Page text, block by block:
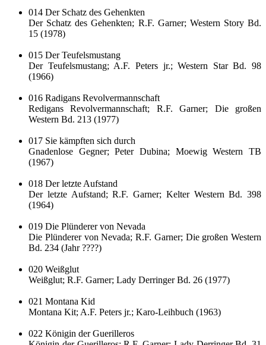
014 Der Schatz des Gehenkten
Der Schatz des Gehenkten; R.F. Garner; Western Story Bd.
15 (1978)
015 Der Teufelsmustang
Der Teufelsmustang; A.F. Peters jr.; Western Star Bd. 98
(1966)
016 Radigans Revolvermannschaft
Redigans Revolvermannschaft; R.F. Garner; Die großen
Western Bd. 213 (1977)
017 Sie kämpften sich durch
Gnadenlose Gegner; Peter Dubina; Moewig Western TB
(1967)
018 Der letzte Aufstand
Der letzte Aufstand; R.F. Garner; Kelter Western Bd. 398
(1964)
019 Die Plünderer von Nevada
Die Plünderer von Nevada; R.F. Garner; Die großen Western
Bd. 234 (Jahr ????)
020 Weißglut
Weißglut; R.F. Garner; Lady Derringer Bd. 26 (1977)
021 Montana Kid
Montana Kit; A.F. Peters jr.; Karo-Leihbuch (1963)
022 Königin der Guerilleros